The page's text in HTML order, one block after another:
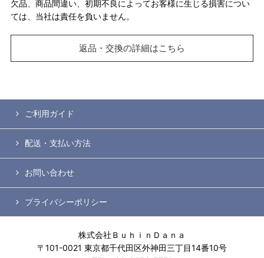
欠品、商品間違い、初期不良によってお客様に生じる損害につい
ては、当社は責任を負いません。
返品・交換の詳細はこちら
ご利用ガイド
配送・支払い方法
お問い合わせ
プライバシーポリシー
株式会社ＢｕｈｉｎＤａｎａ
〒101-0021 東京都千代田区外神田三丁目14番10号